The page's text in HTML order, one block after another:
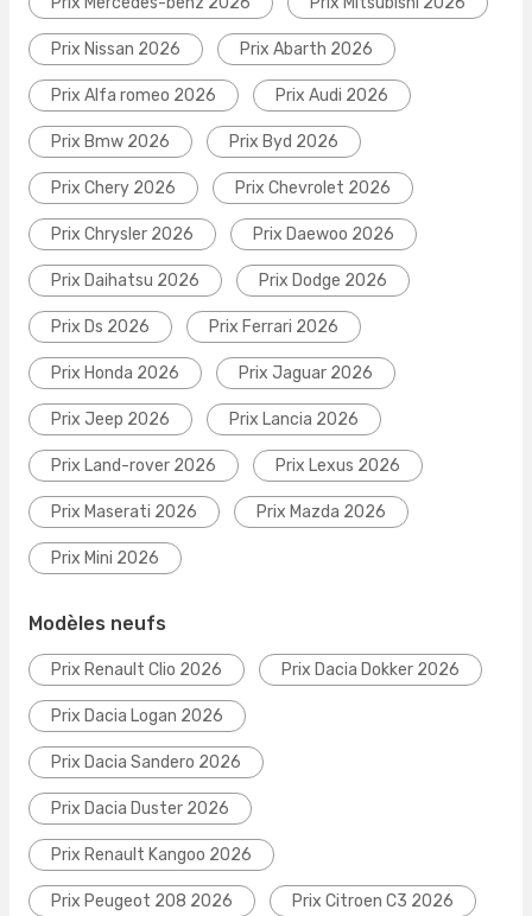
Prix Nissan 2026 Prix Abarth 2026
Prix Alfa romeo 2026 Prix Audi 2026
Prix Bmw 2026 Prix Byd 2026
Prix Chery 2026 Prix Chevrolet 2026
Prix Chrysler 2026 Prix Daewoo 2026
Prix Daihatsu 2026 Prix Dodge 2026
Prix Ds 2026 Prix Ferrari 2026
Prix Honda 2026 Prix Jaguar 2026
Prix Jeep 2026 Prix Lancia 2026
Prix Land-rover 2026 Prix Lexus 2026
Prix Maserati 2026 Prix Mazda 2026
Prix Mini 2026
Modèles neufs
Prix Renault Clio 2026 Prix Dacia Dokker 2026
Prix Dacia Logan 2026
Prix Dacia Sandero 2026
Prix Dacia Duster 2026
Prix Renault Kangoo 2026
Prix Peugeot 208 2026 Prix Citroen C3 2026